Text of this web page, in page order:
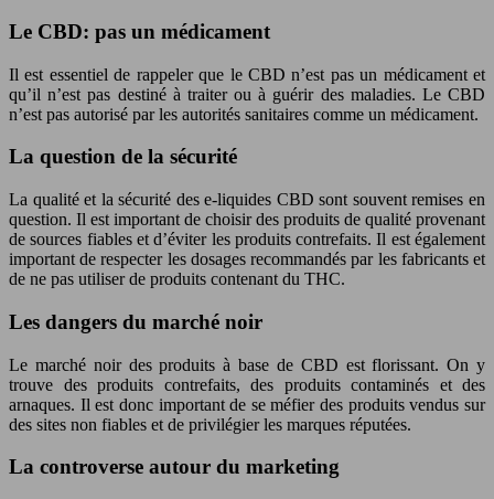
Le CBD: pas un médicament
Il est essentiel de rappeler que le CBD n’est pas un médicament et
qu’il n’est pas destiné à traiter ou à guérir des maladies. Le CBD
n’est pas autorisé par les autorités sanitaires comme un médicament.
La question de la sécurité
La qualité et la sécurité des e-liquides CBD sont souvent remises en
question. Il est important de choisir des produits de qualité provenant
de sources fiables et d’éviter les produits contrefaits. Il est également
important de respecter les dosages recommandés par les fabricants et
de ne pas utiliser de produits contenant du THC.
Les dangers du marché noir
Le marché noir des produits à base de CBD est florissant. On y
trouve des produits contrefaits, des produits contaminés et des
arnaques. Il est donc important de se méfier des produits vendus sur
des sites non fiables et de privilégier les marques réputées.
La controverse autour du marketing